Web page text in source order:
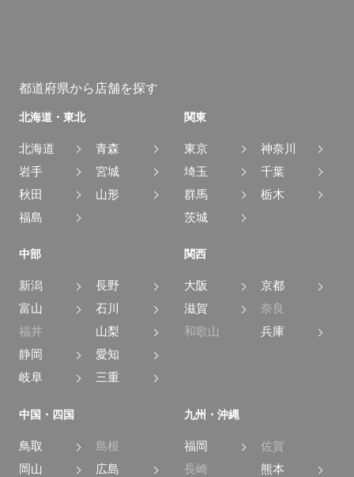
都道府県から店舗を探す
北海道・東北
北海道
青森
岩手
宮城
秋田
山形
福島
関東
東京
神奈川
埼玉
千葉
群馬
栃木
茨城
中部
新潟
長野
富山
石川
福井
山梨
静岡
愛知
岐阜
三重
関西
大阪
京都
滋賀
奈良
和歌山
兵庫
中国・四国
鳥取
島根
岡山
広島
九州・沖縄
福岡
佐賀
長崎
熊本